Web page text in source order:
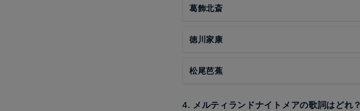
葛飾北斎
徳川家康
松尾芭蕉
4. メルティランドナイトメアの歌詞はどれ？